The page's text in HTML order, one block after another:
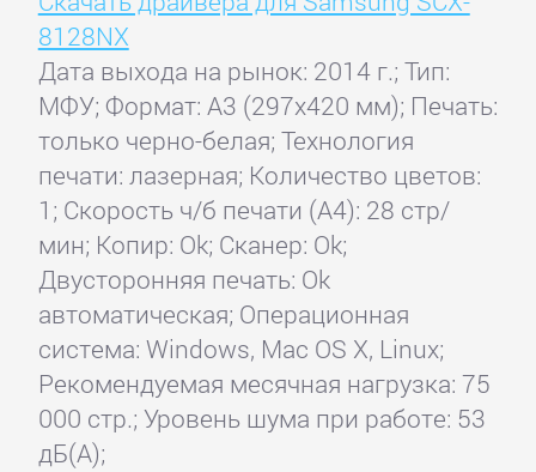
8128NX
Дата выхода на рынок: 2014 г.; Тип:
МФУ; Формат: A3 (297x420 мм); Печать:
только черно-белая; Технология
печати: лазерная; Количество цветов:
1; Скорость ч/б печати (А4): 28 стр/
мин; Копир: Ok; Сканер: Ok;
Двусторонняя печать: Ok
автоматическая; Операционная
система: Windows, Mac OS X, Linux;
Рекомендуемая месячная нагрузка: 75
000 стр.; Уровень шума при работе: 53
дБ(А);